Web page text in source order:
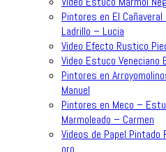
Pintores en El
Ladrillo – Lucia
Video Efecto Rustico
Video Estuco Veneciano
Pintores en
Manuel
Pintores en Meco –
Marmoleado – Carmen
Videos de Papel Pintado
oro